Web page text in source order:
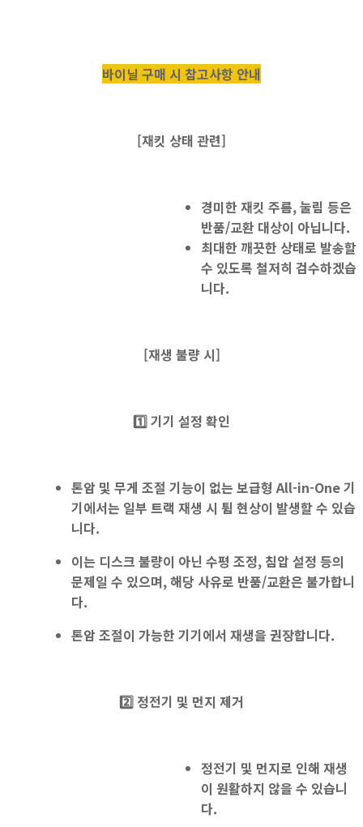
바이닐 구매 시 참고사항 안내
[재킷 상태 관련]
경미한 재킷 주름, 눌림 등은
반품/교환 대상이 아닙니다.
최대한 깨끗한 상태로 발송할
수 있도록 철저히 검수하겠습
니다.
[재생 불량 시]
1️⃣기기 설정 확인
톤암 및 무게 조절 기능이 없는 보급형 All-in-One기
기에서는 일부 트랙 재생 시 튐 현상이 발생할 수 있습
니다.
이는 디스크 불량이 아닌 수평 조정, 침압 설정 등의
문제일 수 있으며, 해당 사유로 반품/교환은 불가합니
다.
톤암 조절이 가능한 기기에서 재생을 권장합니다.
2️⃣ 정전기 및 먼지 제거
정전기 및 먼지로 인해 재생
이 원활하지 않을 수 있습니
다.